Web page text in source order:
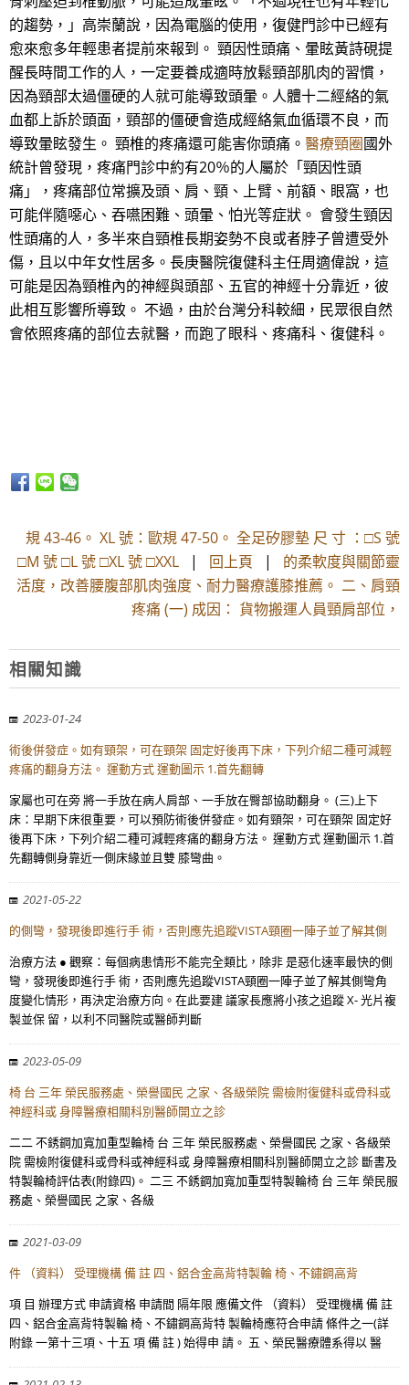
的趨勢，」高崇蘭說，因為電腦的使用，復健門診中已經有
愈來愈多年輕患者提前來報到。 頸因性頭痛、暈眩黃詩硯提
醒長時間工作的人，一定要養成適時放鬆頸部肌肉的習慣，
因為頸部太過僵硬的人就可能導致頭暈。人體十二經絡的氣
血都上訴於頭面，頸部的僵硬會造成經絡氣血循環不良，而
導致暈眩發生。 頸椎的疼痛還可能害你頭痛。 醫療頸圈國外
統計曾發現，疼痛門診中約有20％的人屬於「頸因性頭
痛」，疼痛部位常擴及頭、肩、頸、上臂、前額、眼窩，也
可能伴隨噁心、吞嚥困難、頭暈、怕光等症狀。 會發生頸因
性頭痛的人，多半來自頸椎長期姿勢不良或者脖子曾遭受外
傷，且以中年女性居多。長庚醫院復健科主任周適偉說，這
可能是因為頸椎內的神經與頭部、五官的神經十分靠近，彼
此相互影響所導致。 不過，由於台灣分科較細，民眾很自然
會依照疼痛的部位去就醫，而跑了眼科、疼痛科、復健科。
規 43-46。 XL 號：歐規 47-50。 全足矽膠墊 尺 寸 ：□S 號
□M 號 □L 號 □XL 號 □XXL | 回上頁 | 的柔軟度與關節靈
活度，改善腰腹部肌肉強度、耐力醫療護膝推薦。 二、肩頸
疼痛 (一) 成因： 貨物搬運人員頸肩部位，
相關知識
2023-01-24
術後併發症。如有頸架，可在頸架 固定好後再下床，下列介紹二種可減輕
疼痛的翻身方法。 運動方式 運動圖示 1.首先翻轉
家屬也可在旁 將一手放在病人肩部、一手放在臀部協助翻身。 (三)上下
床：早期下床很重要，可以預防術後併發症。如有頸架，可在頸架 固定好
後再下床，下列介紹二種可減輕疼痛的翻身方法。 運動方式 運動圖示 1.首
先翻轉側身靠近一側床緣並且雙 膝彎曲。
2021-05-22
的側彎，發現後即進行手 術，否則應先追蹤VISTA頸圈一陣子並了解其側
治療方法 ● 觀察：每個病患情形不能完全類比，除非 是惡化速率最快的側
彎，發現後即進行手 術，否則應先追蹤VISTA頸圈一陣子並了解其側彎角
度變化情形，再決定治療方向。在此要建 議家長應將小孩之追蹤 X- 光片複
製並保 留，以利不同醫院或醫師判斷
2023-05-09
椅 台 三年 榮民服務處、榮譽國民 之家、各級榮院 需檢附復健科或骨科或
神經科或 身障醫療相關科別醫師開立之診
二二 不銹鋼加寬加重型輪椅 台 三年 榮民服務處、榮譽國民 之家、各級榮
院 需檢附復健科或骨科或神經科或 身障醫療相關科別醫師開立之診 斷書及
特製輪椅評估表(附錄四)。 二三 不銹鋼加寬加重型特製輪椅 台 三年 榮民服
務處、榮譽國民 之家、各級
2021-03-09
件 （資料） 受理機構 備 註 四、鋁合金高背特製輪 椅、不鏽鋼高背
項 目 辦理方式 申請資格 申請間 隔年限 應備文件 （資料） 受理機構 備 註
四、鋁合金高背特製輪 椅、不鏽鋼高背特 製輪椅應符合申請 條件之一(詳
附錄 一第十三項、十五 項 備 註 ) 始得申 請。 五、榮民醫療體系得以 醫